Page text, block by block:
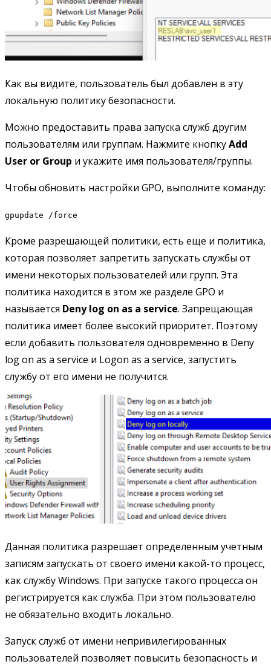
Как вы видите, пользователь был добавлен в эту
локальную политику безопасности.
Можно предоставить права запуска служб другим
пользователям или группам. Нажмите кнопкуAdd
User or Group и укажите имя пользователя/группы.
Чтобы обновить настройки GPO, выполните команду:
gpupdate /force
Кроме разрешающей политики, есть еще и политика,
которая позволяет запретить запускать службы от
имени некоторых пользователей или групп. Эта
политика находится в этом же разделе GPO и
называется Deny log on as a service. Запрещающая
политика имеет более высокий приоритет. Поэтому
если добавить пользователя одновременно в Deny
log on as a service и Logon as a service, запустить
службу от его имени не получится.
Данная политика разрешает определенным учетным
записям запускать от своего имени какой-то процесс,
как службу Windows. При запуске такого процесса он
регистрируется как служба. При этом пользователю
не обязательно входить локально.
Запуск служб от имени непривилегированных
пользователей позволяет повысить безопасность и